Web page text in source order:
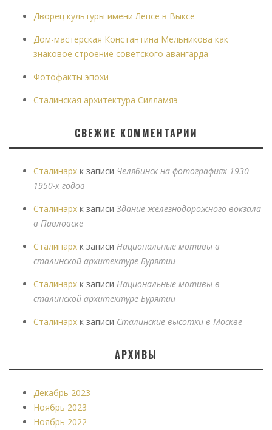
Дворец культуры имени Лепсе в Выксе
Дом-мастерская Константина Мельникова как
знаковое строение советского авангарда
Фотофакты эпохи
Сталинская архитектура Силламяэ
СВЕЖИЕ КОММЕНТАРИИ
Сталинарх к записи Челябинск на фотографиях 1930-
1950-х годов
Сталинарх к записи Здание железнодорожного вокзала
в Павловске
Сталинарх к записи Национальные мотивы в
сталинской архитектуре Бурятии
Сталинарх к записи Национальные мотивы в
сталинской архитектуре Бурятии
Сталинарх к записи Сталинские высотки в Москве
АРХИВЫ
Декабрь 2023
Ноябрь 2023
Ноябрь 2022